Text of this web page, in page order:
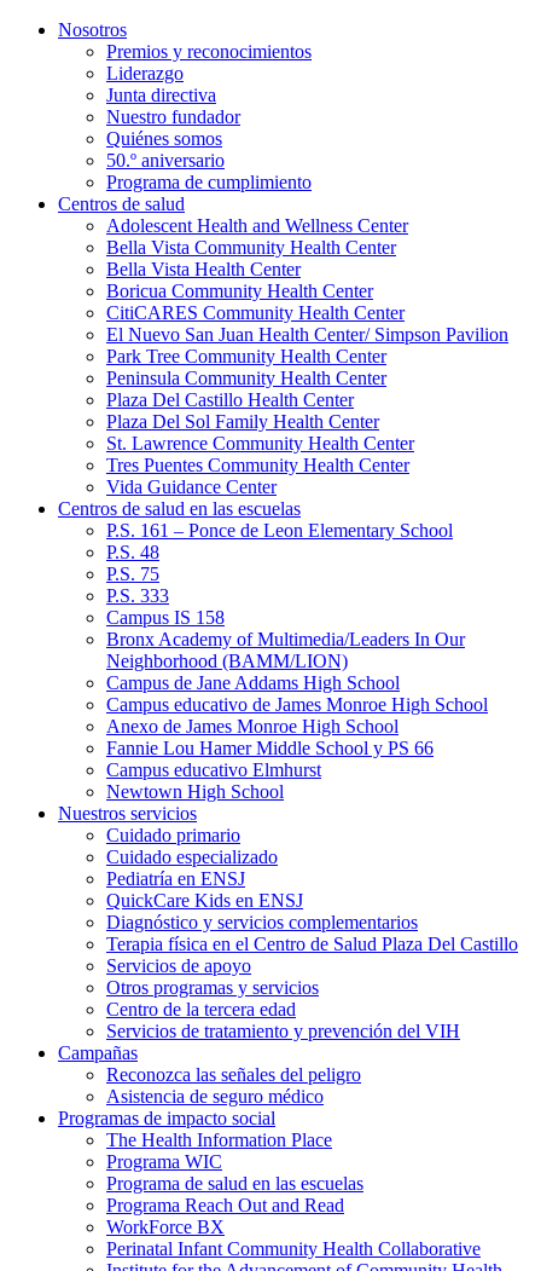
Nosotros
Premios y reconocimientos
Liderazgo
Junta directiva
Nuestro fundador
Quiénes somos
50.º aniversario
Programa de cumplimiento
Centros de salud
Adolescent Health and Wellness Center
Bella Vista Community Health Center
Bella Vista Health Center
Boricua Community Health Center
CitiCARES Community Health Center
El Nuevo San Juan Health Center/ Simpson Pavilion
Park Tree Community Health Center
Peninsula Community Health Center
Plaza Del Castillo Health Center
Plaza Del Sol Family Health Center
St. Lawrence Community Health Center
Tres Puentes Community Health Center
Vida Guidance Center
Centros de salud en las escuelas
P.S. 161 – Ponce de Leon Elementary School
P.S. 48
P.S. 75
P.S. 333
Campus IS 158
Bronx Academy of Multimedia/Leaders In Our
Neighborhood (BAMM/LION)
Campus de Jane Addams High School
Campus educativo de James Monroe High School
Anexo de James Monroe High School
Fannie Lou Hamer Middle School y PS 66
Campus educativo Elmhurst
Newtown High School
Nuestros servicios
Cuidado primario
Cuidado especializado
Pediatría en ENSJ
QuickCare Kids en ENSJ
Diagnóstico y servicios complementarios
Terapia física en el Centro de Salud Plaza Del Castillo
Servicios de apoyo
Otros programas y servicios
Centro de la tercera edad
Servicios de tratamiento y prevención del VIH
Campañas
Reconozca las señales del peligro
Asistencia de seguro médico
Programas de impacto social
The Health Information Place
Programa WIC
Programa de salud en las escuelas
Programa Reach Out and Read
WorkForce BX
Perinatal Infant Community Health Collaborative